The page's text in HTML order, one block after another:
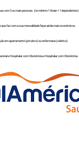
com 2 ou mais pessoas. (no mínimo 1 titular + 1 dependentes)
faz com a sua mensalidade fique ainda mais econômicos.
em apartamento (privativo) ou enfermaria (coletivo).
e Hospitalar com Obstetrícia e Hospitalar com Obstetrícia.